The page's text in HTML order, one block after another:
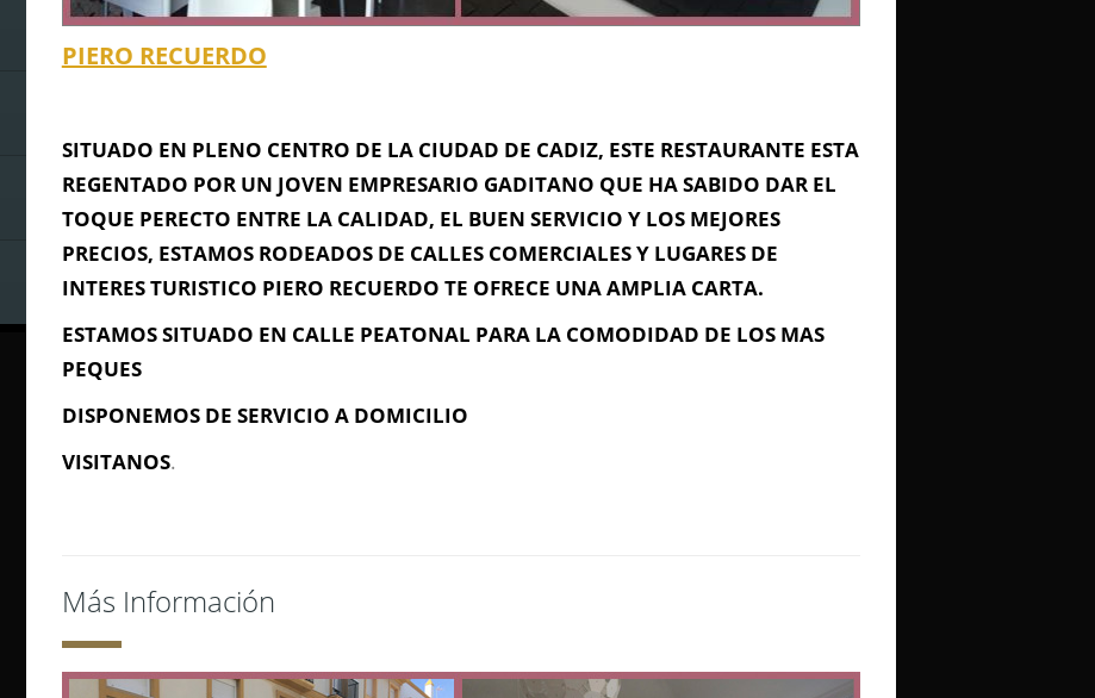
PIERO RECUERDO
SITUADO EN PLENO CENTRO DE LA CIUDAD DE CADIZ, ESTE RESTAURANTE ESTA
REGENTADO POR UN JOVEN EMPRESARIO GADITANO QUE HA SABIDO DAR EL
TOQUE PERECTO ENTRE LA CALIDAD, EL BUEN SERVICIO Y LOS MEJORES
PRECIOS, ESTAMOS RODEADOS DE CALLES COMERCIALES Y LUGARES DE
INTERES TURISTICO PIERO RECUERDO TE OFRECE UNA AMPLIA CARTA.
ESTAMOS SITUADO EN CALLE PEATONAL PARA LA COMODIDAD DE LOS MAS
PEQUES
DISPONEMOS DE SERVICIO A DOMICILIO
VISITANOS.
Más Información
Información de Contacto
C/ ABREU Nº 11 (CASCO HISTORICO), Cádiz, Cádiz
956 046 284
pierorecuerdo@gmail.com
Contacta con Nosotros